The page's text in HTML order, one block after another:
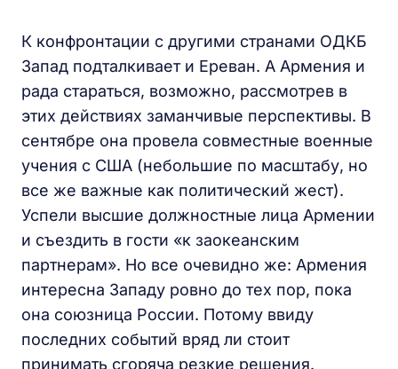
К конфронтации с другими странами ОДКБ
Запад подталкивает и Ереван. А Армения и
рада стараться, возможно, рассмотрев в
этих действиях заманчивые перспективы. В
сентябре она провела совместные военные
учения с США (небольшие по масштабу, но
все же важные как политический жест).
Успели высшие должностные лица Армении
и съездить в гости «к заокеанским
партнерам». Но все очевидно же: Армения
интересна Западу ровно до тех пор, пока
она союзница России. Потому ввиду
последних событий вряд ли стоит
принимать сгоряча резкие решения.